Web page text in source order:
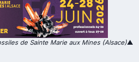
de Sainte Marie aux Mines (Alsace)▲